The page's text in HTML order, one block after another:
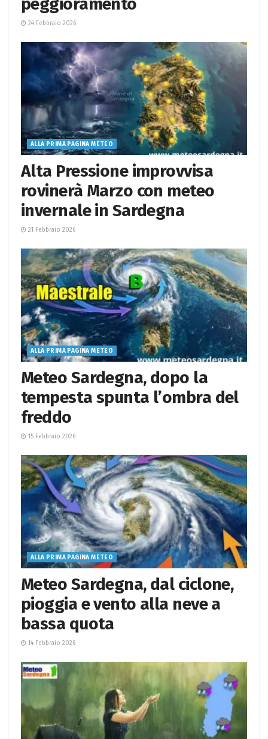
peggioramento
24 Febbraio 2026
ALLA PRIMA PAGINA METEO
Alta Pressione improvvisa
rovinerà Marzo con meteo
invernale in Sardegna
21 Febbraio 2026
ALLA PRIMA PAGINA METEO
Meteo Sardegna, dopo la
tempesta spunta l’ombra del
freddo
15 Febbraio 2026
ALLA PRIMA PAGINA METEO
Meteo Sardegna, dal ciclone,
pioggia e vento alla neve a
bassa quota
14 Febbraio 2026